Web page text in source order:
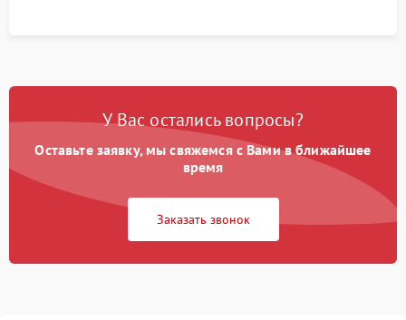
У Вас остались вопросы?
Оставьте заявку, мы свяжемся с Вами в ближайшее
время
Заказать звонок